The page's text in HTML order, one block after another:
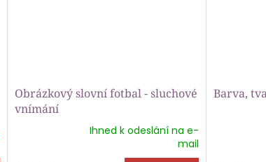
Obrázkový slovní fotbal - sluchové
vnímání
Ihned k odeslání na e-
mail
Barva,